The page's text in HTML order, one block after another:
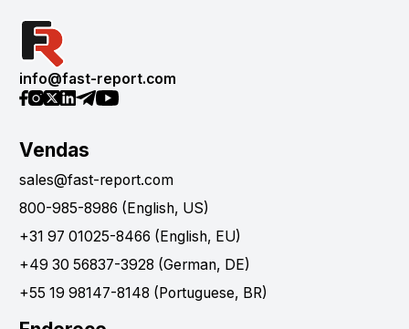
info@fast-report.com
Vendas
sales@fast-report.com
800-985-8986 (English, US)
+31 97 01025-8466 (English, EU)
+49 30 56837-3928 (German, DE)
+55 19 98147-8148 (Portuguese, BR)